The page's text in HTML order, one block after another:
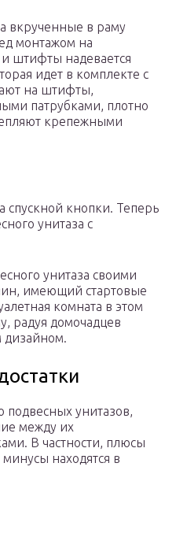
вкрученные в раму
монтажом на
штифты надевается
идет в комплекте с
на штифты,
патрубками, плотно
крепежными
спускной кнопки. Теперь
унитаза с
унитаза своими
имеющий стартовые
комната в этом
радуя домочадцев
дизайном.
унитазов,
между их
В частности, плюсы
находятся в